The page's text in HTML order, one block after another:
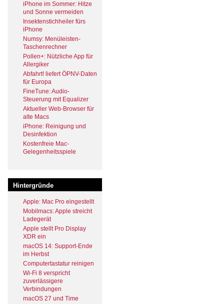
iPhone im Sommer: Hitze
und Sonne vermeiden
Insektenstichheiler fürs
iPhone
Numsy: Menüleisten-
Taschenrechner
Pollen+: Nützliche App für
Allergiker
Abfahrt! liefert ÖPNV-Daten
für Europa
FineTune: Audio-
Steuerung mit Equalizer
Aktueller Web-Browser für
alte Macs
iPhone: Reinigung und
Desinfektion
Kostenfreie Mac-
Gelegenheitsspiele
Hintergründe
Apple: Mac Pro eingestellt
Mobilmacs: Apple streicht
Ladegerät
Apple stellt Pro Display
XDR ein
macOS 14: Support-Ende
im Herbst
Computertastatur reinigen
Wi-Fi 8 verspricht
zuverlässigere
Verbindungen
macOS 27 und Time